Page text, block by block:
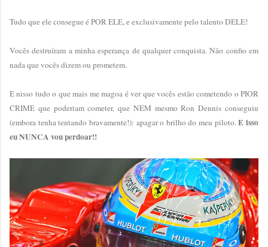
Tudo que ele consegue é POR ELE, e exclusivamente pelo talento DELE!
Vocês destruíram a minha esperança de qualquer conquista. Não confio em
nada que vocês dizem ou prometem.
E nisso tudo o que mais me magoa é ver que vocês estão cometendo o PIOR
CRIME que poderiam cometer, que NEM mesmo Ron Dennis conseguiu
(embora tenha tentando bravamente!): apagar o brilho do meu piloto.E isso
eu NUNCA vou perdoar!!